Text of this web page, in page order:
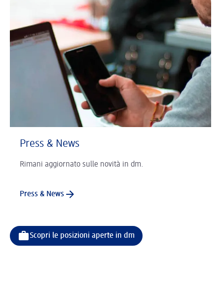
Press & News
Rimani aggiornato sulle novità in dm.
Press & News
Scopri le posizioni aperte in dm